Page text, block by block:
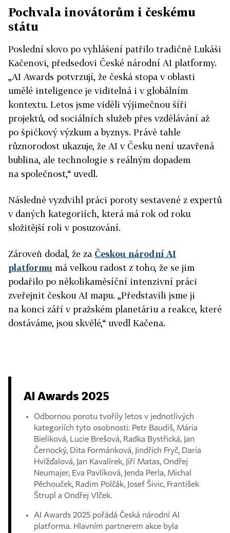
Pochvala inovátorům i českému
státu
Poslední slovo po vyhlášení patřilo tradičně Lukáši
Kačenovi, předsedovi České národní AI platformy.
„AI Awards potvrzují, že česká stopa v oblasti
umělé inteligence je viditelná i v globálním
kontextu. Letos jsme viděli výjimečnou šíři
projektů, od sociálních služeb přes vzdělávání až
po špičkový výzkum a byznys. Právě tahle
různorodost ukazuje, že AI v Česku není uzavřená
bublina, ale technologie s reálným dopadem
na společnost,“ uvedl.
Následně vyzdvihl práci poroty sestavené z expertů
v daných kategoriích, která má rok od roku
složitější roli v posuzování.
Zároveň dodal, že za Českou národní AI
platformu má velkou radost z toho, že se jim
podařilo po několikaměsíční intenzivní práci
zveřejnit českou AI mapu. „Představili jsme ji
na konci září v pražském planetáriu a reakce, které
dostáváme, jsou skvělé,“ uvedl Kačena.
AI Awards 2025
Odbornou porotu tvořily letos v jednotlivých
kategoriích tyto osobnosti: Petr Baudiš, Mária
Bieliková, Lucie Brešová, Radka Bystřická, Jan
Černocký, Dita Formánková, Jindřich Fryč, Daria
Hvížďalová, Jan Kavalírek, Jiří Matas, Ondřej
Neumajer, Eva Pavlíková, Jenda Perla, Michal
Pěchouček, Radim Polčák, Josef Šivic, František
Štrupl a Ondřej Vlček.
AI Awards 2025 pořádá Česká národní AI
platforma. Hlavním partnerem akce byla